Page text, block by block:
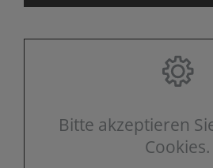
Bitte akzeptieren
Cookies.